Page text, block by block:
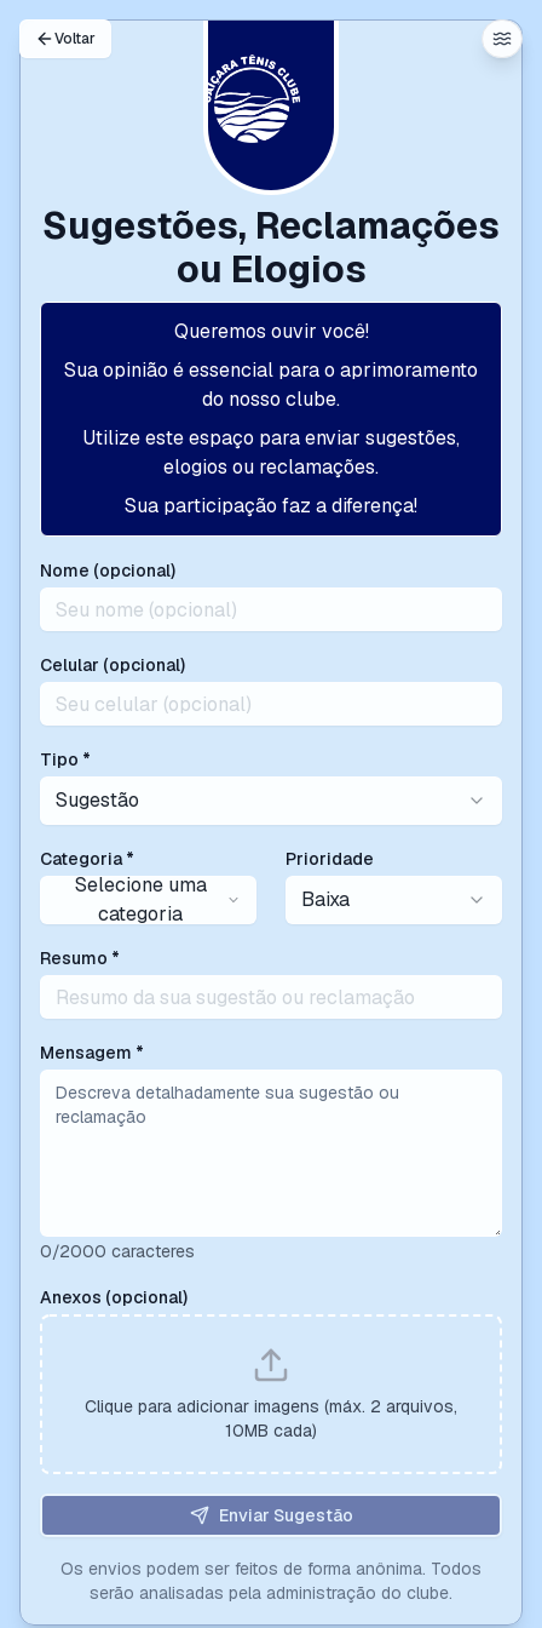
Voltar
Sugestões, Reclamações
ou Elogios
Queremos ouvir você!
Sua opinião é essencial para o aprimoramento
do nosso clube.
Utilize este espaço para enviar sugestões,
elogios ou reclamações.
Sua participação faz a diferença!
Nome (opcional)
Celular (opcional)
Tipo *
Sugestão
Categoria *
Selecione uma
categoria
Prioridade
Baixa
Resumo *
Mensagem *
0/2000 caracteres
Anexos (opcional)
Clique para adicionar imagens (máx. 2 arquivos,
10MB cada)
Enviar Sugestão
Os envios podem ser feitos de forma anônima. Todos
serão analisadas pela administração do clube.